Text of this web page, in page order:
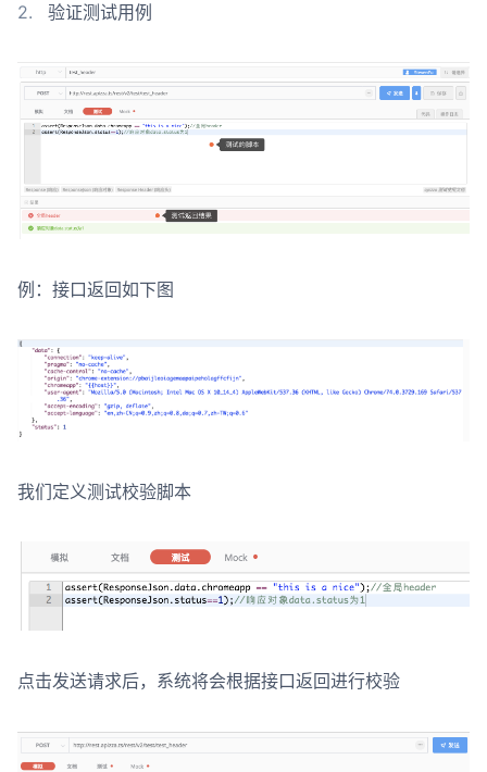
验证测试用例
例：接口返回如下图
我们定义测试校验脚本
点击发送请求后，系统将会根据接口返回进行校验